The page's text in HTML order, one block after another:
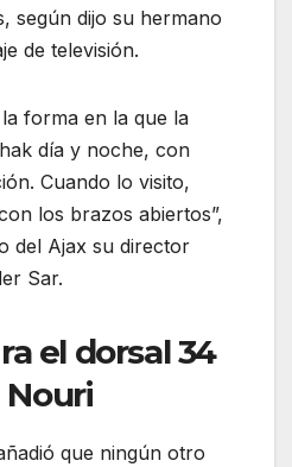
según dijo su hermano
de televisión.
forma en la que la
día y noche, con
Cuando lo visito,
los brazos abiertos”,
del Ajax su director
Sar.
el dorsal 34
Nouri
que ningún otro